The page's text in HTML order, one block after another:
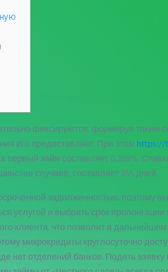
фиксируются, формируя
его предоставляет. При этом https://
первый займ составляет 0,268%.
случаев, составляет 365 дней.
задолженностью, поэтому
услугой и выбрать срок
клиента, что позволит в
микрокредиты круглосуточно
нет отделений банков. Подать